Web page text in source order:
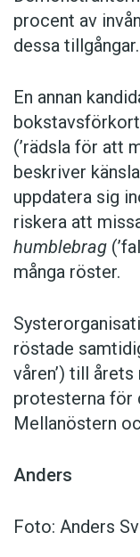
procent av
dessa tillgångar.
En annan
(’rädsla för att
beskriver
uppdatera sig
riskera att
humblebrag
många röster.
röstade
våren’) till
protesterna för
Mellanöstern
Anders
Foto: Anders